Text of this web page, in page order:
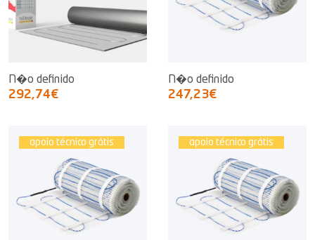
N�o definido
292,74€
N�o definido
247,23€
apoio técnico grátis apoio técnico grátis